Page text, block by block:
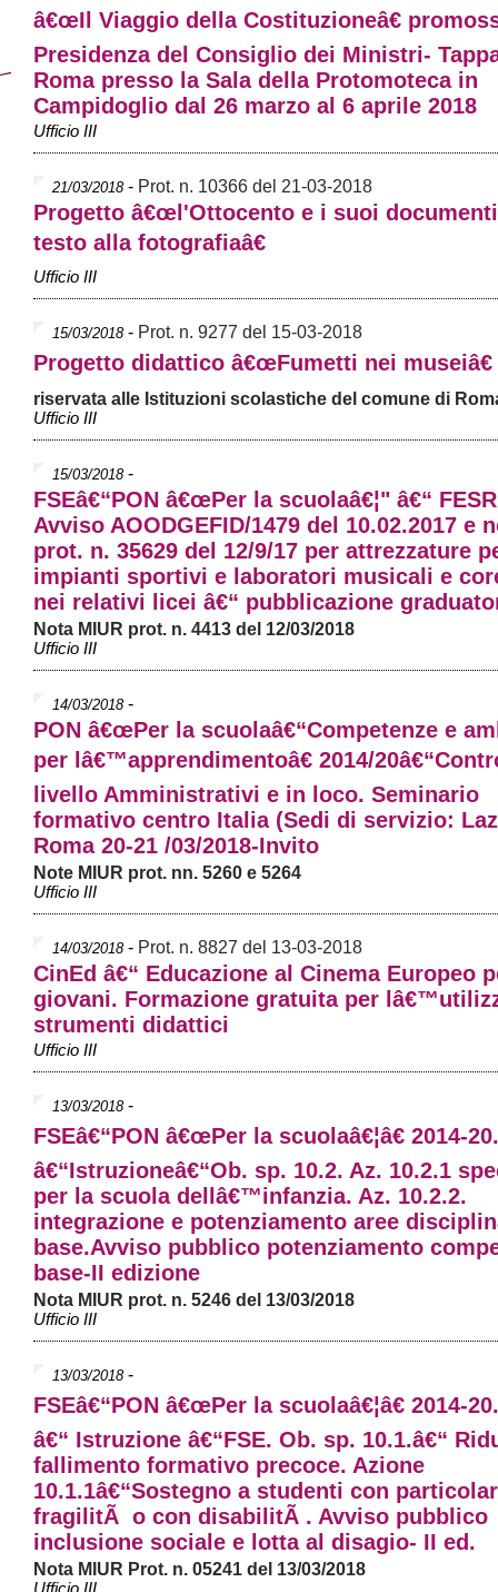
â€œIl Viaggio della Costituzioneâ€
Presidenza del Consiglio dei Ministri-
Roma presso la Sala della Protomoteca in
Campidoglio dal 26 marzo al 6 aprile 2018
Ufficio III
21/03/2018- Prot. n. 10366 del 21-03-2018
Progetto â€œl'Ottocento e i suoi
testo alla fotografiaâ€
Ufficio III
15/03/2018- Prot. n. 9277 del 15-03-2018
Progetto didattico â€œFumetti nei museiâ€
riservata alle Istituzioni scolastiche del comune di
Ufficio III
15/03/2018-
FSEâ€“PON â€œPer la scuolaâ€¦" â€“
Avviso AOODGEFID/1479 del 10.02.2017 e
prot. n. 35629 del 12/9/17 per attrezzature
impianti sportivi e laboratori musicali e
nei relativi licei â€“ pubblicazione
Nota MIUR prot. n. 4413 del 12/03/2018
Ufficio III
14/03/2018-
PON â€œPer la scuolaâ€“Competenze e
per lâ€™apprendimentoâ€ 2014/
livello Amministrativi e in loco. Seminario
formativo centro Italia (Sedi di servizio:
Roma 20-21 /03/2018-Invito
Note MIUR prot. nn. 5260 e 5264
Ufficio III
14/03/2018- Prot. n. 8827 del 13-03-2018
CinEd â€“ Educazione al Cinema Europeo
giovani. Formazione gratuita per
strumenti didattici
Ufficio III
13/03/2018-
FSEâ€“PON â€œPer la scuolaâ€¦â€ 2014-
â€“Istruzioneâ€“Ob. sp. 10.2. Az. 10.2.1
per la scuola dellâ€™infanzia. Az. 10.2.2.
integrazione e potenziamento aree
base.Avviso pubblico potenziamento
base-II edizione
Nota MIUR prot. n. 5246 del 13/03/2018
Ufficio III
13/03/2018-
FSEâ€“PON â€œPer la scuolaâ€¦â€ 2014-
â€“ Istruzione â€“FSE. Ob. sp. 10.1.â€“
fallimento formativo precoce. Azione
10.1.1â€“Sostegno a studenti con
fragilitÃ o con disabilitÃ . Avviso pubblico
inclusione sociale e lotta al disagio- II ed.
Nota MIUR Prot. n. 05241 del 13/03/2018